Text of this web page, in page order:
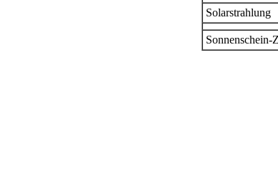
Solarstrahlung
Sonnenschein-